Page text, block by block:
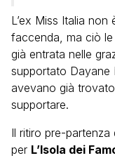
L’ex Miss Italia
faccenda, ma ciò
già entrata nelle
supportato Dayane
avevano già
supportare.
Il ritiro pre-partenza
per L’Isola dei